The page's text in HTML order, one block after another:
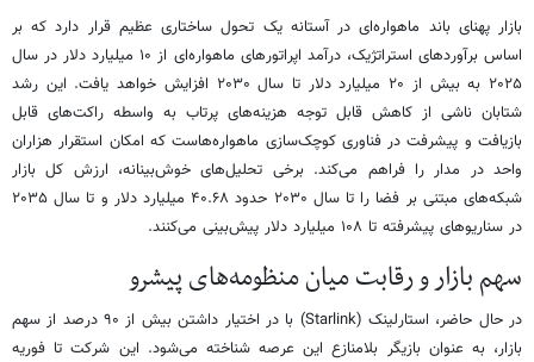
بازار پهنای باند ماهواره‌ای در آستانه یک تحول ساختاری عظیم قرار دارد که بر
اساس برآوردهای استراتژیک، درآمد اپراتورهای ماهواره‌ای از ۱۰ میلیارد دلار در سال
۲۰۲۵ به بیش از ۲۰ میلیارد دلار تا سال ۲۰۳۰ افزایش خواهد یافت. این رشد
شتابان ناشی از کاهش قابل توجه هزینه‌های پرتاب به واسطه راکت‌های قابل
بازیافت و پیشرفت در فناوری کوچک‌سازی ماهواره‌هاست که امکان استقرار هزاران
واحد در مدار را فراهم می‌کند. برخی تحلیل‌های خوش‌بینانه، ارزش کل بازار
شبکه‌های مبتنی بر فضا را تا سال ۲۰۳۰ حدود ۴۰.۶۸ میلیارد دلار و تا سال ۲۰۳۵
در سناریوهای پیشرفته تا ۱۰۸ میلیارد دلار پیش‌بینی می‌کنند.
سهم بازار و رقابت میان منظومه‌های پیشرو
در حال حاضر، استارلینک (Starlink) با در اختیار داشتن بیش از ۹۰ درصد از سهم
بازار، به عنوان بازیگر بلامنازع این عرصه شناخته می‌شود. این شرکت تا فوریه